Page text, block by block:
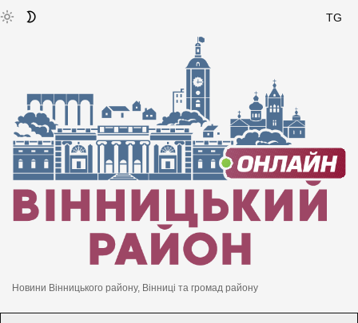
TG
Новини Вінницького району, Вінниці та громад району